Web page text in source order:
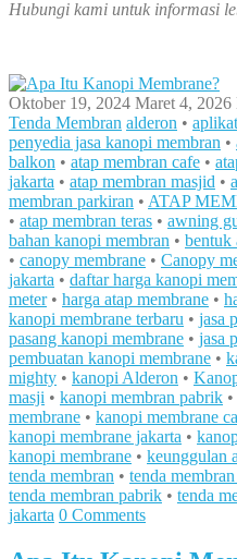
Hubungi kami untuk informasi
Oktober 19, 2024 Maret 4, 2026
Tenda Membran alderon •
penyedia jasa kanopi membran •
balkon • atap membran cafe •
jakarta • atap membran masjid •
membran parkiran • ATAP
• atap membran teras • awning
bahan kanopi membran • bentuk
• canopy membrane • Canopy
jakarta • daftar harga kanopi
meter• harga atap membrane •
kanopi membrane terbaru • jasa
pasang kanopi membrane • jasa
pembuatan kanopi membrane •
mighty • kanopi Alderon •
masji • kanopi membran pabrik •
membrane • kanopi membrane
kanopi membrane jakarta •
kanopi membrane • keunggulan
tenda membran • tenda
tenda membran pabrik • tenda
jakarta 0 Comments